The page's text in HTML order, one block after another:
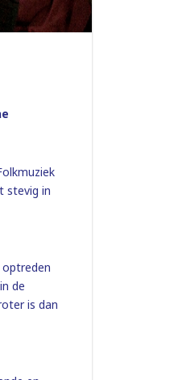
stevig in
de
is dan